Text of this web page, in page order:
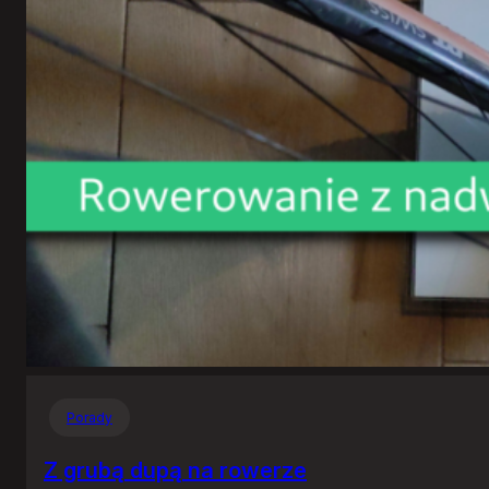
Porady
Z grubą dupą na rowerze